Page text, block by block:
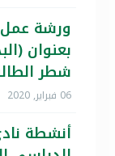
ورشة عمل
بعنوان
شطر
06 فبراير, 2020
أنشطة